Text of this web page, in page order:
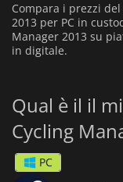
Compara i prezzi
2013 per PC in
Manager 2013 su
in digitale.
Qual è il il
Cycling
PC